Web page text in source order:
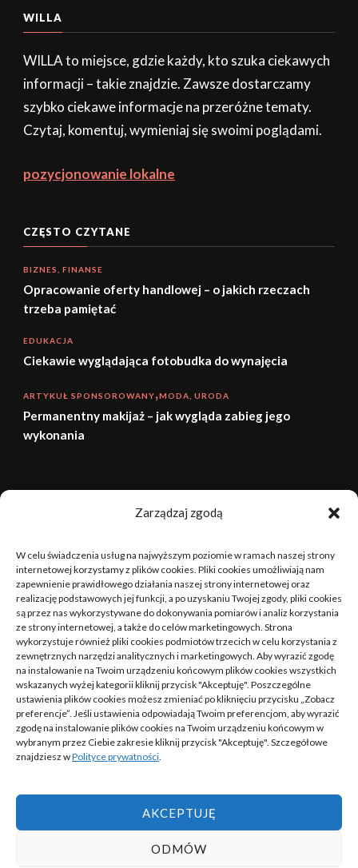
Zarządzaj zgodą
W celu świadczenia usług na najwyższym poziomie w ramach naszej strony
internetowej korzystamy z plików cookies. Pliki cookies umożliwiają nam
zapewnienie prawidłowego działania naszej strony internetowej oraz
realizację podstawowych jej funkcji, a po uzyskaniu Twojej zgody, pliki cookies
są przez nas wykorzystywane do dokonywania pomiarów i analiz korzystania
ze strony internetowej, a także do celów marketingowych. Strona
wykorzystuje również pliki cookies podmiotów trzecich w celu korzystania z
zewnętrznych narzędzi analitycznych i marketingowych. Aby wyrazić zgodę
na instalowanie na Twoim urządzeniu końcowym plików cookies wszystkich
wskazanych wyżej kategorii kliknij przycisk "Akceptuję". Poszczególne
ustawienia plików cookies możesz zmieniać po kliknięciu przycisku „Zobacz
preferencje”. Jeśli ustawienia odpowiadają Twoim preferencjom, aby wyrazić
zgodę na instalowanie plików cookies na Twoim urządzeniu końcowym w
wybranym przez Ciebie zakresie kliknij przycisk "Akceptuję". Szczegółowe
znajdziesz wPolityce prywatności.
AKCEPTUJĘ
ODMÓW
WILLA
WILLA to miejsce, gdzie każdy, kto szuka ciekawych
informacji – takie znajdzie. Zawsze dostarczamy
szybko ciekawe informacje na przeróżne tematy.
Czytaj, komentuj, wymieniaj się swoimi poglądami.
pozycjonowanie lokalne
CZĘSTO CZYTANE
BIZNES, FINANSE
Opracowanie oferty handlowej – o jakich rzeczach
trzeba pamiętać
EDUKACJA
Ciekawie wyglądająca fotobudka do wynajęcia
ARTYKUŁ SPONSOROWANY MODA, URODA
Permanentny makijaż – jak wygląda zabieg jego
wykonania
3 4 5 6 7 8 9
10 11 12 13 14 15 16
17 18 19 20 21 22 23
24 25 26 27 28 29 30
31
« cze